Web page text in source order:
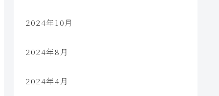
2024年10月
2024年8月
2024年4月